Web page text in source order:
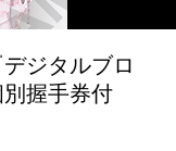
ジタルブロ
握手券付